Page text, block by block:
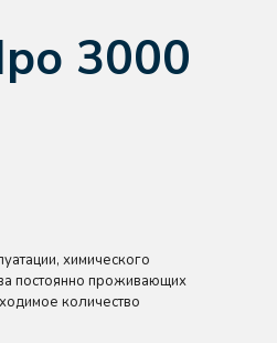
3000
химического
постоянно проживающих
количество